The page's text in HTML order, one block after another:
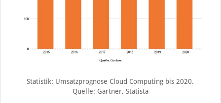
Statistik: Umsatzprognose Cloud Computing bis 2020.
Quelle: Gartner, Statista